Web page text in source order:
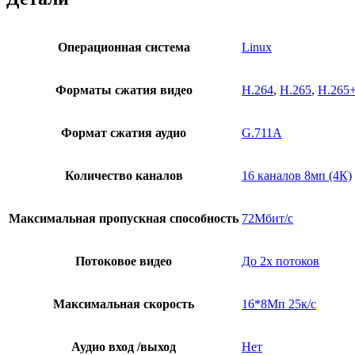
Операционная система Linux
Форматы сжатия видео H.264, H.265,
Формат сжатия аудио G.711A
Количество каналов 16 каналов 8мп (4К)
Максимальная пропускная способность 72Мбит/с
Потоковое видео До 2х потоков
Максимальная скорость 16*8Мп 25к/с
Аудио вход /выход Нет